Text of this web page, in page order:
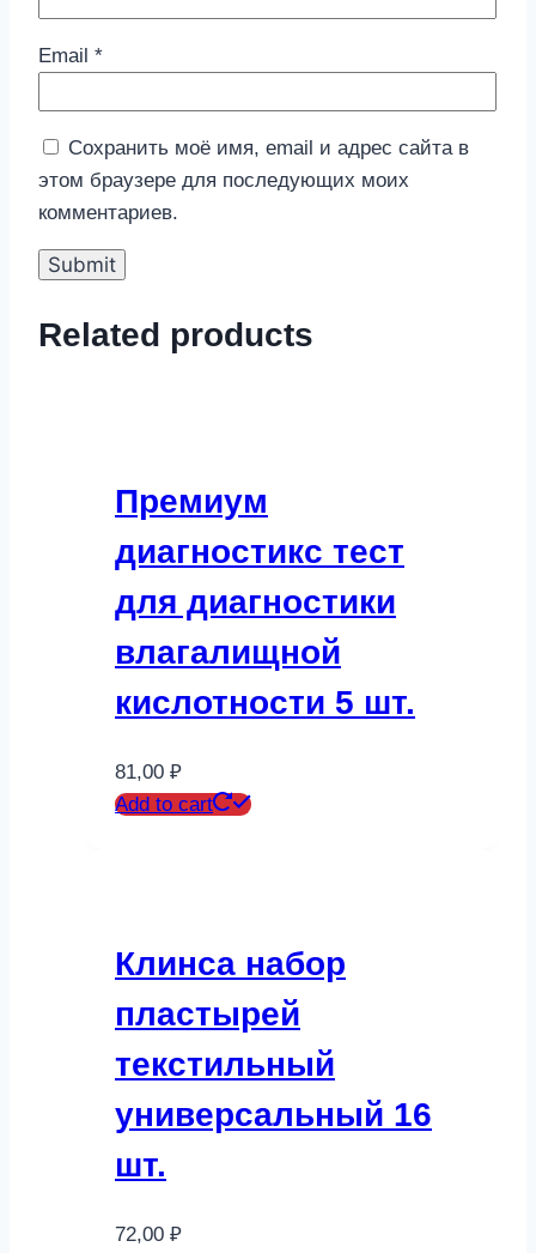
Email *
Сохранить моё имя, email и адрес сайта в
этом браузере для последующих моих
комментариев.
Related products
Премиум
диагностикс тест
для диагностики
влагалищной
кислотности 5 шт.
81,00 ₽
Add to cart
Клинса набор
пластырей
текстильный
универсальный 16
шт.
72,00 ₽